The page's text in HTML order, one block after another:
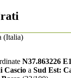
(Italia)
N37.863226
Cascio a Sud Est: